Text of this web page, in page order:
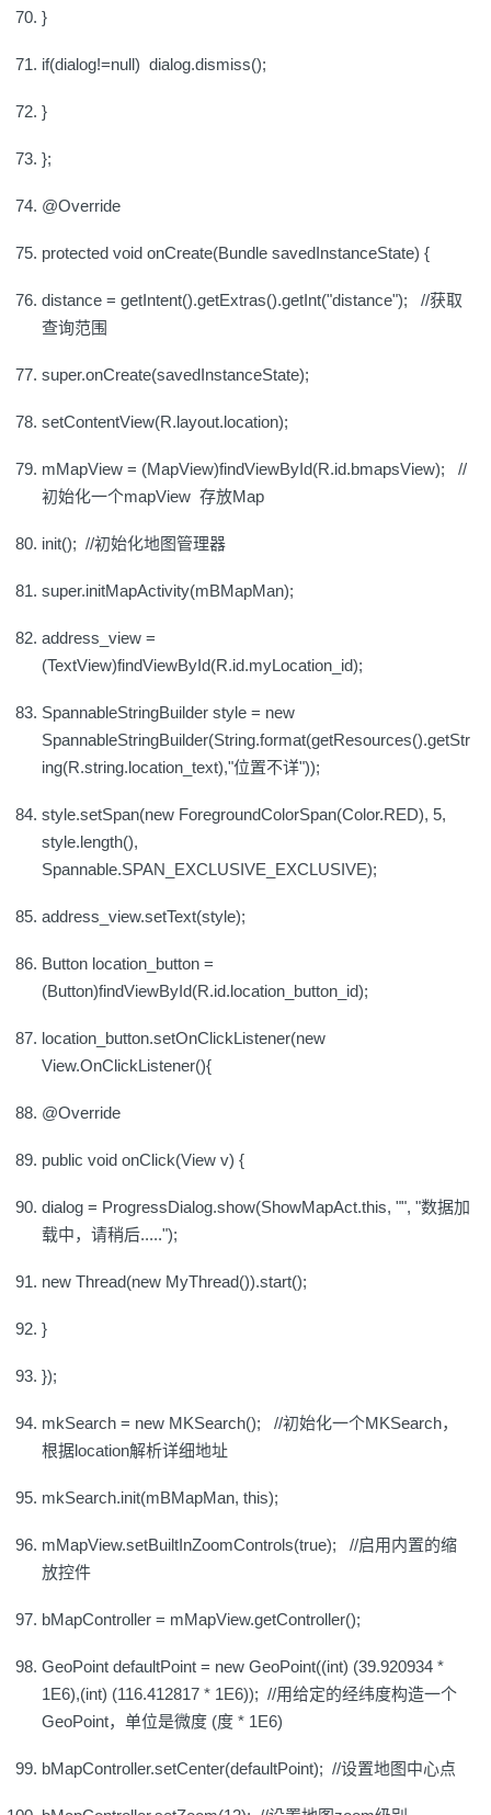
}
if(dialog!=null) dialog.dismiss();
}
};
@Override
protected void onCreate(Bundle savedInstanceState) {
distance = getIntent().getExtras().getInt("distance"); //获取
查询范围
super.onCreate(savedInstanceState);
setContentView(R.layout.location);
mMapView = (MapView)findViewById(R.id.bmapsView); //
初始化一个mapView 存放Map
init(); //初始化地图管理器
super.initMapActivity(mBMapMan);
address_view =
(TextView)findViewById(R.id.myLocation_id);
SpannableStringBuilder style = new
SpannableStringBuilder(String.format(getResources().getStr
ing(R.string.location_text),"位置不详"));
style.setSpan(new ForegroundColorSpan(Color.RED), 5,
style.length(),
Spannable.SPAN_EXCLUSIVE_EXCLUSIVE);
address_view.setText(style);
Button location_button =
(Button)findViewById(R.id.location_button_id);
location_button.setOnClickListener(new
View.OnClickListener(){
@Override
public void onClick(View v) {
dialog = ProgressDialog.show(ShowMapAct.this, "", "数据加
载中，请稍后.....");
new Thread(new MyThread()).start();
}
});
mkSearch = new MKSearch(); //初始化一个MKSearch，
根据location解析详细地址
mkSearch.init(mBMapMan, this);
mMapView.setBuiltInZoomControls(true); //启用内置的缩
放控件
bMapController = mMapView.getController();
GeoPoint defaultPoint = new GeoPoint((int) (39.920934 *
1E6),(int) (116.412817 * 1E6)); //用给定的经纬度构造一个
GeoPoint，单位是微度 (度 * 1E6)
bMapController.setCenter(defaultPoint); //设置地图中心点